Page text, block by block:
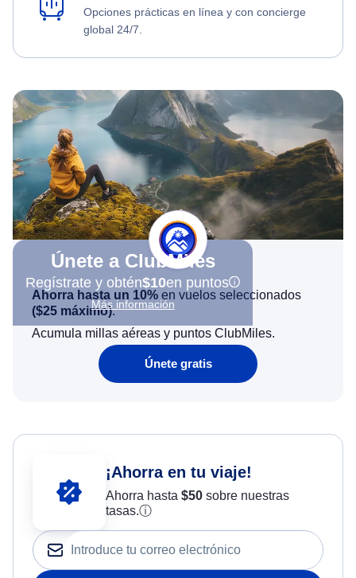
Opciones prácticas en línea y con concierge
global 24/7.
Únete a ClubMiles
Regístrate y obtén$10en puntos
Más información
Ahorra hasta un 10% en vuelos seleccionados
($25 máximo).
Acumula millas aéreas y puntos ClubMiles.
Únete gratis
¡Ahorra en tu viaje!
Ahorra hasta $50sobre nuestras
tasas.ⓘ